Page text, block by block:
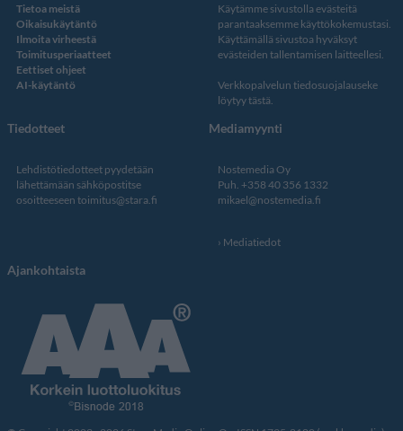
Tietoa meistä
Oikaisukäytäntö
Ilmoita virheestä
Toimitusperiaatteet
Eettiset ohjeet
AI-käytäntö
Käytämme sivustolla evästeitä
parantaaksemme käyttökokemustasi.
Käyttämällä sivustoa hyväksyt
evästeiden tallentamisen laitteellesi.
Verkkopalvelun tiedosuojalauseke
löytyy tästä
Tiedotteet
Lehdistötiedotteet pyydetään
lähettämään sähköpostitse
osoitteeseen toimitus@stara.fi
Mediamyynti
Nostemedia Oy
Puh. +358 40 356 1332
mikael@nostemedia.fi
Mediatiedot
Ajankohtaista